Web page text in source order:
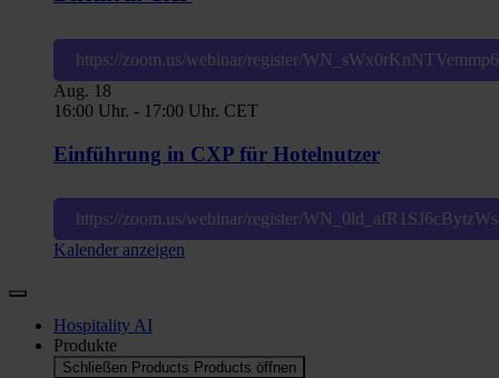
https://zoom.us/webinar/register/
Aug. 18
16:00 Uhr. - 17:00 Uhr. CET
Einführung in CXP für Hotelnutzer
https://zoom.us/webinar/register/
Kalender anzeigen
Hospitality AI
Produkte
Schließen Products Products öffnen